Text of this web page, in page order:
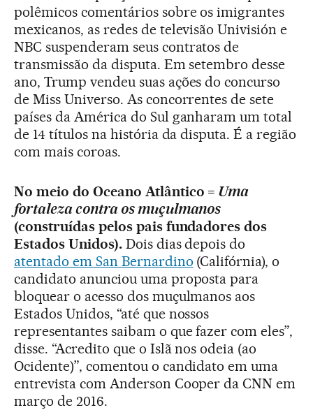
polêmicos comentários sobre os imigrantes
mexicanos, as redes de televisão Univisión e
NBC suspenderam seus contratos de
transmissão da disputa. Em setembro desse
ano, Trump vendeu suas ações do concurso
de Miss Universo. As concorrentes de sete
países da América do Sul ganharam um total
de 14 títulos na história da disputa. É a região
com mais coroas.
No meio do Oceano Atlântico = Uma
fortaleza contra os muçulmanos
(construídas pelos pais fundadores dos
Estados Unidos).Dois dias depois do
atentado em San Bernardino (Califórnia), o
candidato anunciou uma proposta para
bloquear o acesso dos muçulmanos aos
Estados Unidos, “até que nossos
representantes saibam o que fazer com eles”,
disse. “Acredito que o Islã nos odeia (ao
Ocidente)”, comentou o candidato em uma
entrevista com Anderson Cooper da CNN em
março de 2016.